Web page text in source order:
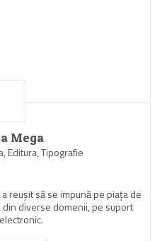
Mega
Editura, Tipografie
a reuşit să se impună pe piaţa de
diverse domenii, pe suport